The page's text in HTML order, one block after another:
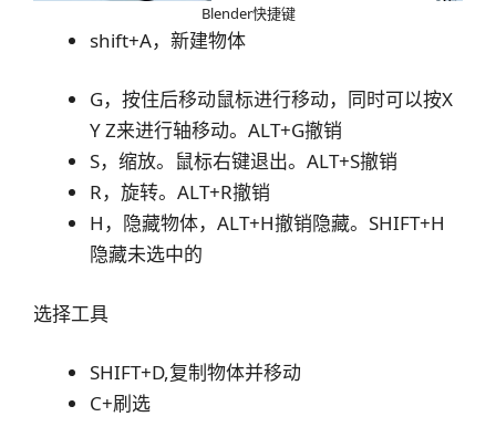
Blender快捷键
shift+A，新建物体
G，按住后移动鼠标进行移动，同时可以按X
Y Z来进行轴移动。ALT+G撤销
S，缩放。鼠标右键退出。ALT+S撤销
R，旋转。ALT+R撤销
H，隐藏物体，ALT+H撤销隐藏。SHIFT+H
隐藏未选中的
选择工具
SHIFT+D,复制物体并移动
C+刷选